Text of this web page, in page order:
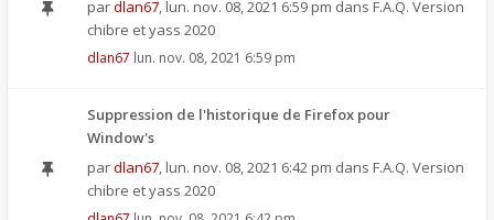
pardlan67, lun. nov. 08, 2021 6:59 pm dans F.A.Q. Version
chibre et yass 2020
dlan67 lun. nov. 08, 2021 6:59 pm
Suppression de l'historique de Firefox pour
Window's
pardlan67, lun. nov. 08, 2021 6:42 pm dans F.A.Q. Version
chibre et yass 2020